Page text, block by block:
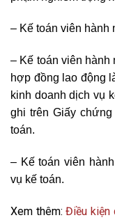
– Kế toán viên hành
– Kế toán viên hành
hợp đồng lao động
kinh doanh dịch vụ
ghi trên Giấy
toán.
– Kế toán viên
vụ kế toán.
Xem thêm:Điều kiện